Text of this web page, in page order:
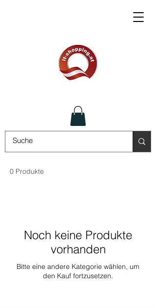
0 Produkte
Noch keine Produkte
vorhanden
Bitte eine andere Kategorie wählen, um
den Kauf fortzusetzen.